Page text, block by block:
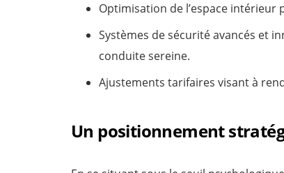
Optimisation de l’espace
Systèmes de sécurité avancés et
conduite sereine.
Ajustements tarifaires visant à
Un positionnement